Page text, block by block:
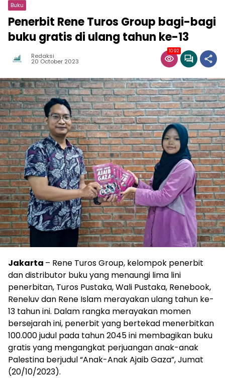
Buku
Penerbit Rene Turos Group bagi-bagi
buku gratis di ulang tahun ke-13
Redaksi
20 October 2023
1092
Jakarta – Rene Turos Group, kelompok penerbit
dan distributor buku yang menaungi lima lini
penerbitan, Turos Pustaka, Wali Pustaka, Renebook,
Reneluv dan Rene Islam merayakan ulang tahun ke-
13 tahun ini. Dalam rangka merayakan momen
bersejarah ini, penerbit yang bertekad menerbitkan
100.000 judul pada tahun 2045 ini membagikan buku
gratis yang mengangkat perjuangan anak-anak
Palestina berjudul “Anak-Anak Ajaib Gaza”, Jumat
(20/10/2023).